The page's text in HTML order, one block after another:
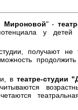
Мироновой" -
у
получают
в театре-студии